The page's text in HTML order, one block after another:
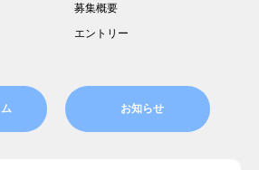
募集概要
エントリー
お知らせ